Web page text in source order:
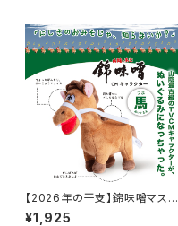
【2026年の干支】錦味噌マスコ
ットぬいぐるみ馬【午年】
¥1,925